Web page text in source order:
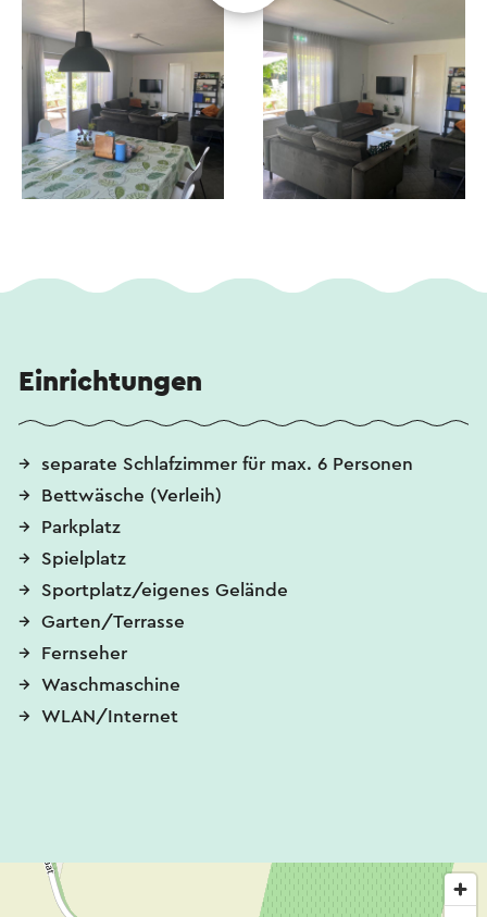
Einrichtungen
separate Schlafzimmer für max. 6 Personen
Bettwäsche (Verleih)
Parkplatz
Spielplatz
Sportplatz/eigenes Gelände
Garten/Terrasse
Fernseher
Waschmaschine
WLAN/Internet